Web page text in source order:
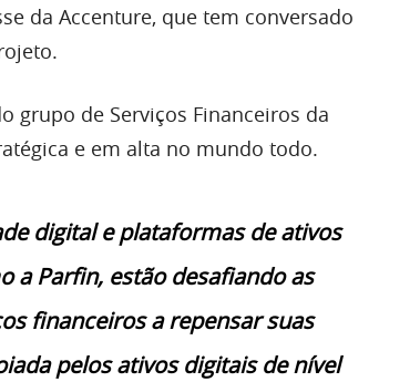
da Accenture, que tem conversado
grupo de Serviços Financeiros da
e em alta no mundo todo.
digital e plataformas de ativos
a Parfin, estão desafiando as
financeiros a repensar suas
pelos ativos digitais de nível